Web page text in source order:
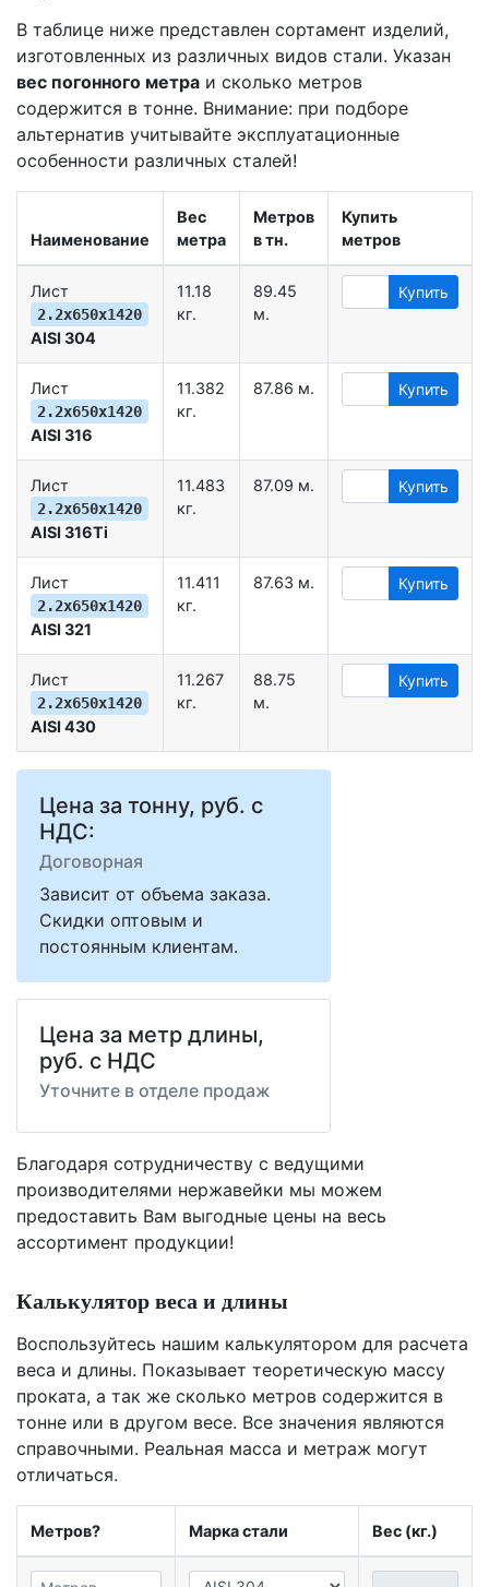
В таблице ниже представлен сортамент изделий,
изготовленных из различных видов стали. Указан
вес погонного метра и сколько метров
содержится в тонне. Внимание: при подборе
альтернатив учитывайте эксплуатационные
особенности различных сталей!
Наименование
Вес
метра
Метров
в тн.
Купить
метров
Лист
2.2х650х1420
AISI 304
11.18
кг.
89.45
м.
Купить
Лист
2.2х650х1420
AISI 316
11.382
кг.
87.86 м. Купить
Лист
2.2х650х1420
AISI 316Ti
11.483
кг.
87.09 м. Купить
Лист
2.2х650х1420
AISI 321
11.411
кг.
87.63 м. Купить
Лист
2.2х650х1420
AISI 430
11.267
кг.
88.75
м.
Купить
Цена за тонну, руб. с
НДС:
Договорная
Зависит от объема заказа.
Скидки оптовым и
постоянным клиентам.
Цена за метр длины,
руб. с НДС
Уточните в отделе продаж
Благодаря сотрудничеству с ведущими
производителями нержавейки мы можем
предоставить Вам выгодные цены на весь
ассортимент продукции!
Калькулятор веса и длины
Воспользуйтесь нашим калькулятором для расчета
веса и длины. Показывает теоретическую массу
проката, а так же сколько метров содержится в
тонне или в другом весе. Все значения являются
справочными. Реальная масса и метраж могут
отличаться.
Метров? Марка стали Вес (кг.)